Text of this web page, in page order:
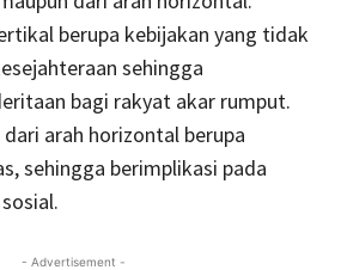
berupa kebijakan yang tidak
sehingga
bagi rakyat akar rumput.
arah horizontal berupa
sehingga berimplikasi pada
- Advertisement -